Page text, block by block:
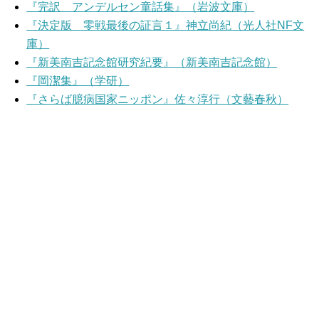
『完訳 アンデルセン童話集』（岩波文庫）
『決定版 零戦最後の証言１』神立尚紀（光人社NF文
庫）
『新美南吉記念館研究紀要』（新美南吉記念館）
『岡潔集』（学研）
『さらば臆病国家ニッポン』佐々淳行（文藝春秋）